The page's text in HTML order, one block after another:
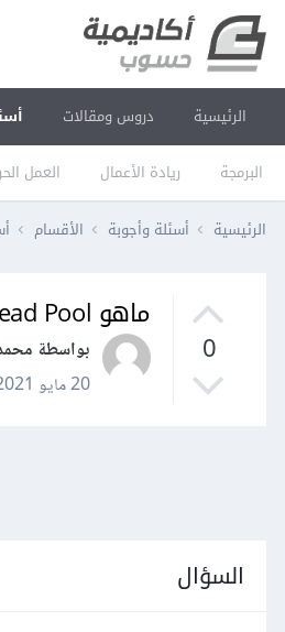
الرئيسية دروس ومقالات
البرمجة ريادة الأعمال العمل
الرئيسية أسئلة وأجوبة الأقسام
0
ماهو Thread Pool في Node.js
بواسطة
20 مايو 2021
السؤال